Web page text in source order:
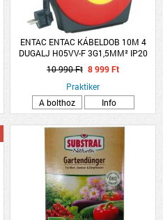
ENTAC ENTAC KÁBELDOB 10M 4
DUGALJ H05VV-F 3G1,5MM² IP20
10 990 Ft 8 999 Ft
Praktiker
A bolthoz
Info